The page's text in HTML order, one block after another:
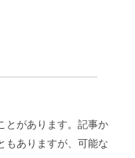
とがあります。記事か
もありますが、可能な